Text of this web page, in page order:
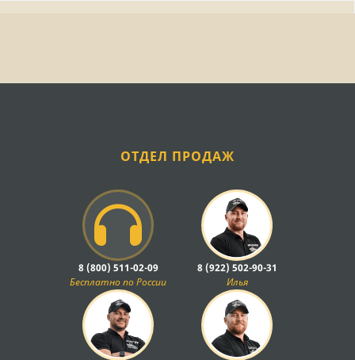
ОТДЕЛ ПРОДАЖ
8 (800) 511-02-09
Бесплатно по России
8 (922) 502-90-31
Илья